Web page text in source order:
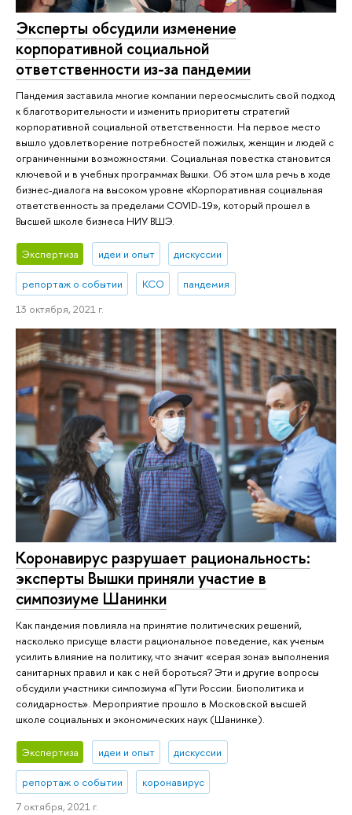
Эксперты обсудили изменение
корпоративной социальной
ответственности из-за пандемии
Пандемия заставила многие компании переосмыслить свой подход
к благотворительности и изменить приоритеты стратегий
корпоративной социальной ответственности. На первое место
вышло удовлетворение потребностей пожилых, женщин и людей с
ограниченными возможностями. Социальная повестка становится
ключевой и в учебных программах Вышки. Об этом шла речь в ходе
бизнес-диалога на высоком уровне «Корпоративная социальная
ответственность за пределами COVID-19», который прошел в
Высшей школе бизнеса НИУ ВШЭ.
Экспертиза идеи и опыт дискуссии
репортаж о событии КСО
пандемия
13 октября, 2021 г.
Коронавирус разрушает рациональность:
эксперты Вышки приняли участие в
симпозиуме Шанинки
Как пандемия повлияла на принятие политических решений,
насколько присуще власти рациональное поведение, как ученым
усилить влияние на политику, что значит «серая зона» выполнения
санитарных правил и как с ней бороться? Эти и другие вопросы
обсудили участники симпозиума «Пути России. Биополитика и
солидарность». Мероприятие прошло в Московской высшей
школе социальных и экономических наук (Шанинке).
Экспертиза идеи и опыт дискуссии
репортаж о событии
коронавирус
7 октября, 2021 г.